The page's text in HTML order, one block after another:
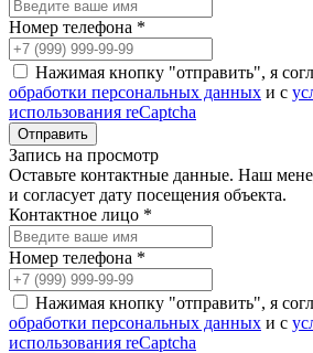
Номер телефона *
Нажимая кнопку "отправить", я
обработки персональных данных и с
использования reCaptcha
Запись на просмотр
Оставьте контактные данные. Наш
и согласует дату посещения объекта.
Контактное лицо *
Номер телефона *
Нажимая кнопку "отправить", я
обработки персональных данных и с
использования reCaptcha